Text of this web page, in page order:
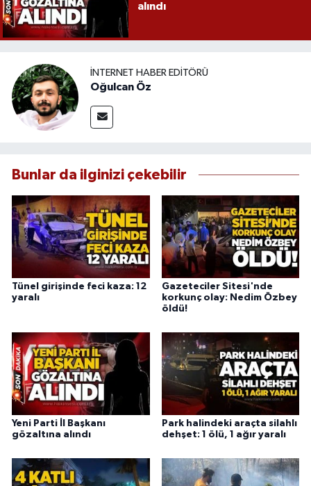
alındı
İNTERNET HABER EDITÖRÜ
Oğulcan Öz
Bunlar da ilginizi çekebilir
Tünel girişinde feci kaza: 12
yaralı
Gazeteciler Sitesi'nde
korkunç olay: Nedim Özbey
öldü!
Yeni Parti İl Başkanı
gözaltına alındı
Park halindeki araçta silahlı
dehşet: 1 ölü, 1 ağır yaralı